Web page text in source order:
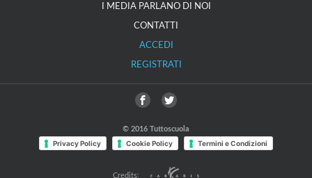
I MEDIA PARLANO DI NOI
CONTATTI
ACCEDI
REGISTRATI
© 2016 Tuttoscuola
Privacy Policy Cookie Policy Termini e Condizioni
Credits: